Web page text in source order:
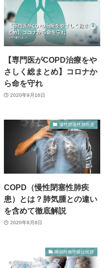
【専門医がCOPD治療をや
さしく総まとめ】コロナか
ら命を守れ
2020年9月16日
慢性閉塞性肺疾患
COPD（慢性閉塞性肺疾
患）とは？肺気腫との違い
を含めて徹底解説
2020年8月8日
睡眠時無呼吸症候群